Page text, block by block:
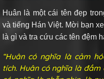
Huân là một cái tên đẹp
và tiếng Hán Việt. Mời bạn
là gì và tra cứu các tên đệm
“Huân có nghĩa là cảm
tích. Huân có nghĩa là